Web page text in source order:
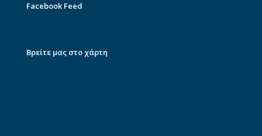
Facebook Feed
Βρείτε μας στο χάρτη